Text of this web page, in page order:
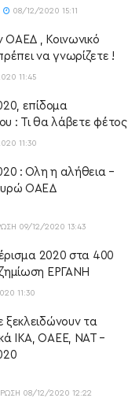
08/12/2020 15:11
ΟΑΕΔ , Κοινωνικό
να γνωρίζετε !
11:45
επίδομα
: Τι θα λάβετε φέτος
11:30
: Ολη η αλήθεια –
ΟΑΕΔ
09/12/2020 13:43
2020 στα 400
ΕΡΓΑΝΗ
11:30
τα
ΙΚΑ, ΟΑΕΕ, ΝΑΤ –
08/12/2020 12:22